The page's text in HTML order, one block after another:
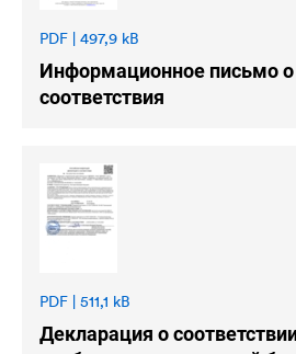
PDF | 497,9 kB
Информационное письмо
соответствия
PDF | 511,1 kB
Декларация о